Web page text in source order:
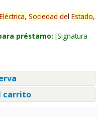
Eléctrica, Sociedad del Estado,
préstamo: Signatura
carrito